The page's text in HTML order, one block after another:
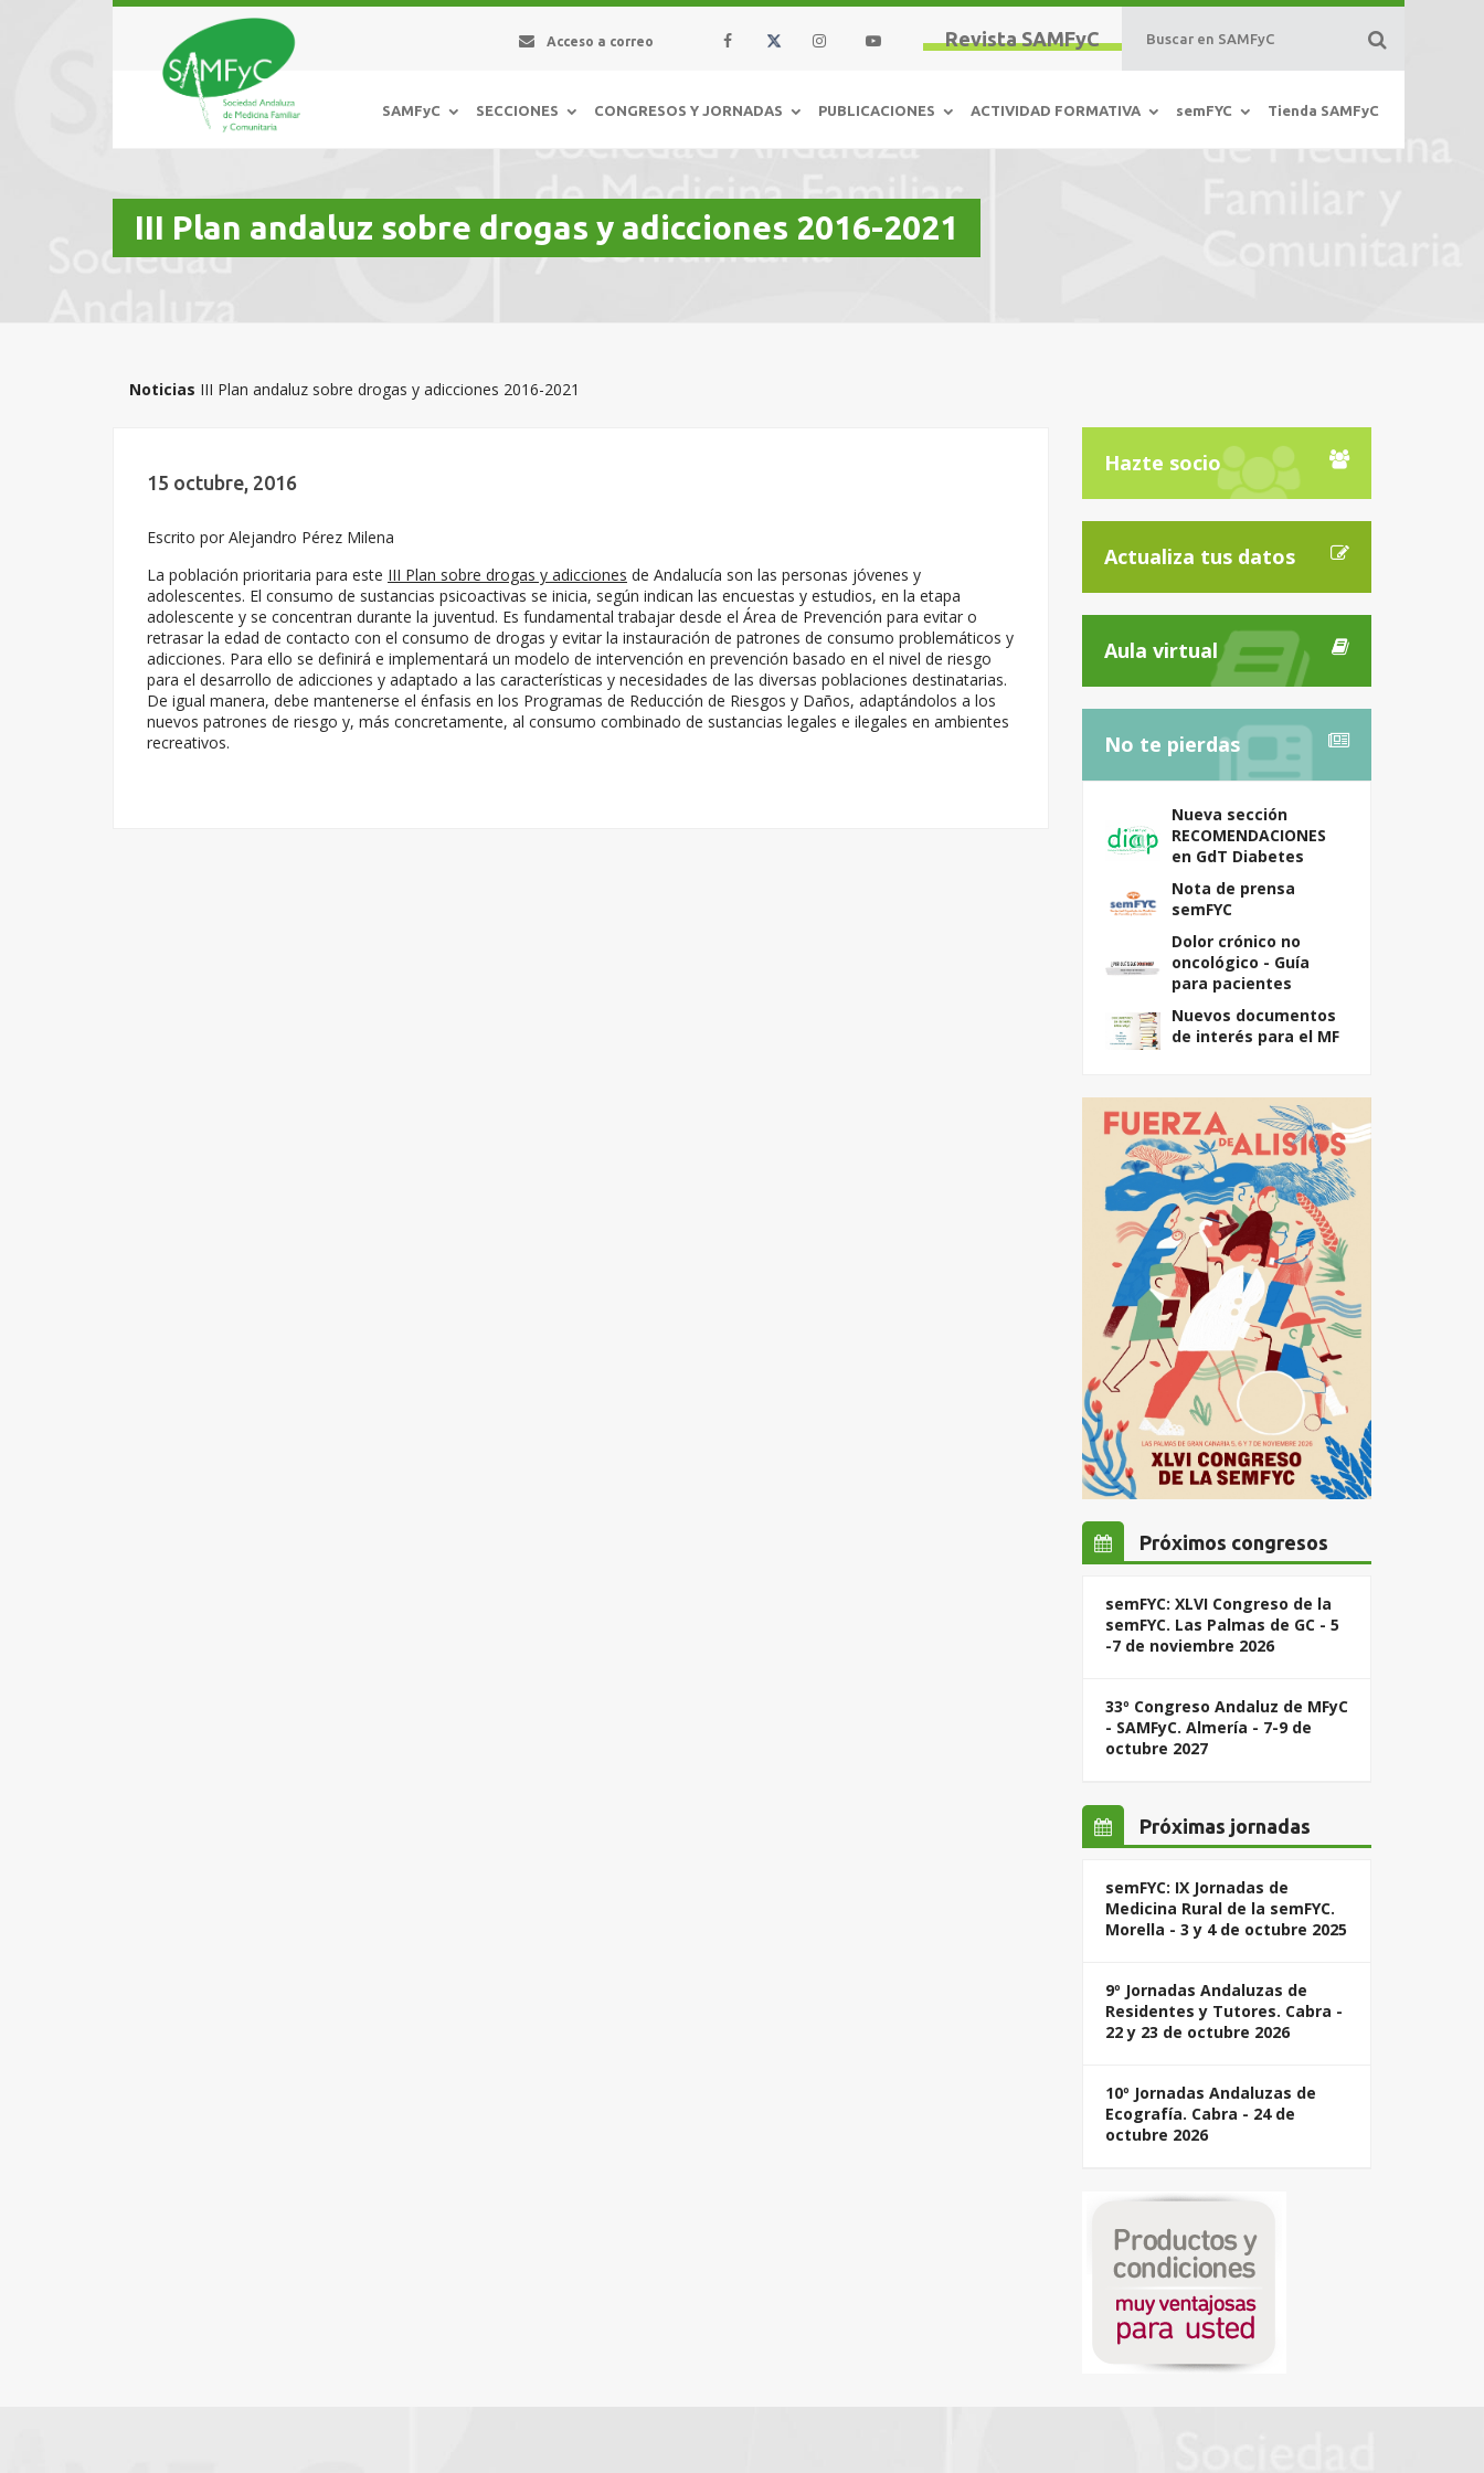
Revista SAMFyC
Acceso a correo
SAMFyC SECCIONES CONGRESOS Y JORNADAS PUBLICACIONES ACTIVIDAD FORMATIVA semFYC Tienda SAMFyC
III Plan andaluz sobre drogas y adicciones 2016-2021
Noticias III Plan andaluz sobre drogas y adicciones 2016-2021
15 octubre, 2016
Escrito por Alejandro Pérez Milena
La población prioritaria para este III Plan sobre drogas y adicciones de Andalucía son las personas jóvenes y
adolescentes. El consumo de sustancias psicoactivas se inicia, según indican las encuestas y estudios, en la etapa
adolescente y se concentran durante la juventud. Es fundamental trabajar desde el Área de Prevención para evitar o
retrasar la edad de contacto con el consumo de drogas y evitar la instauración de patrones de consumo problemáticos y
adicciones. Para ello se definirá e implementará un modelo de intervención en prevención basado en el nivel de riesgo
para el desarrollo de adicciones y adaptado a las características y necesidades de las diversas poblaciones destinatarias.
De igual manera, debe mantenerse el énfasis en los Programas de Reducción de Riesgos y Daños, adaptándolos a los
nuevos patrones de riesgo y, más concretamente, al consumo combinado de sustancias legales e ilegales en ambientes
recreativos.
Hazte socio
Actualiza tus datos
Aula virtual
No te pierdas
Nueva sección
RECOMENDACIONES
en GdT Diabetes
Nota de prensa
semFYC
Dolor crónico no
oncológico - Guía
para pacientes
Nuevos documentos
de interés para el MF
Próximos congresos
semFYC: XLVI Congreso de la
semFYC. Las Palmas de GC - 5
-7 de noviembre 2026
33º Congreso Andaluz de MFyC
- SAMFyC. Almería - 7-9 de
octubre 2027
Próximas jornadas
semFYC: IX Jornadas de
Medicina Rural de la semFYC.
Morella - 3 y 4 de octubre 2025
9º Jornadas Andaluzas de
Residentes y Tutores. Cabra -
22 y 23 de octubre 2026
10º Jornadas Andaluzas de
Ecografía. Cabra - 24 de
octubre 2026